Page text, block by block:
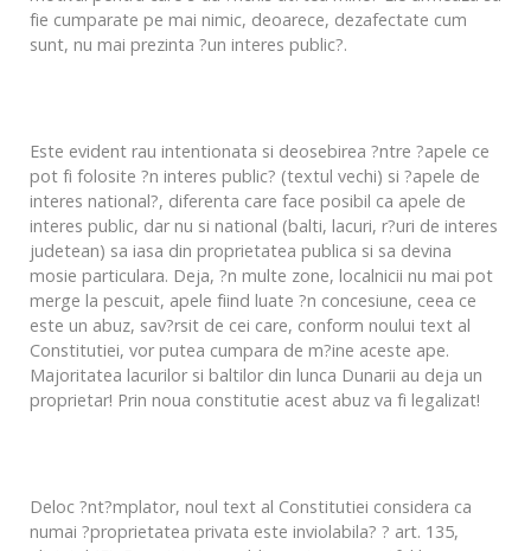
fie cumparate pe mai nimic, deoarece, dezafectate cum
sunt, nu mai prezinta ?un interes public?.
Este evident rau intentionata si deosebirea ?ntre ?apele ce
pot fi folosite ?n interes public? (textul vechi) si ?apele de
interes national?, diferenta care face posibil ca apele de
interes public, dar nu si national (balti, lacuri, r?uri de interes
judetean) sa iasa din proprietatea publica si sa devina
mosie particulara. Deja, ?n multe zone, localnicii nu mai pot
merge la pescuit, apele fiind luate ?n concesiune, ceea ce
este un abuz, sav?rsit de cei care, conform noului text al
Constitutiei, vor putea cumpara de m?ine aceste ape.
Majoritatea lacurilor si baltilor din lunca Dunarii au deja un
proprietar! Prin noua constitutie acest abuz va fi legalizat!
Deloc ?nt?mplator, noul text al Constitutiei considera ca
numai ?proprietatea privata este inviolabila? ? art. 135,